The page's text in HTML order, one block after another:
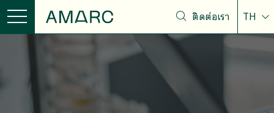
ติดต่อเรา TH